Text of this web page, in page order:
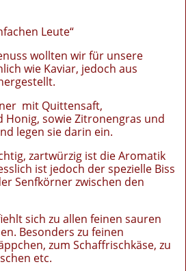
Leute“
wollten wir für unsere
wie Kaviar, jedoch aus
mit Quittensaft,
Honig, sowie Zitronengras und
legen sie darin ein.
zartwürzig ist die Aromatik
ist jedoch der spezielle Biss
Senfkörner zwischen den
sich zu allen feinen sauren
Besonders zu feinen
zum Schaffrischkäse, zu
etc.